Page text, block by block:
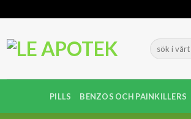
PILLS BENZOS OCH PAINKILLERS